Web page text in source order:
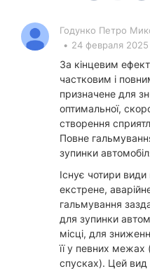
Годунко Петро
• 24 февраля 2025
За кінцевим
частковим і
призначене для
оптимальної,
створення
Повне
зупинки
Існує чотири
екстрене,
гальмування
для зупинки
місці, для
її у певних межах
спусках). Цей вид